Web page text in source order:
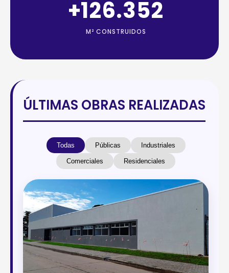
+147.552
M² CONSTRUIDOS
ÚLTIMAS OBRAS REALIZADAS
Todas Públicas Industriales
Comerciales Residenciales